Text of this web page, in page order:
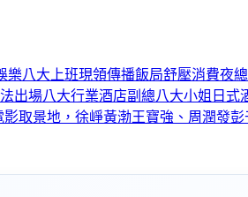
樂八大上班現領傳播飯局舒壓消費夜
出場八大行業酒店副總八大小姐 日式
取景地，徐崢黃渤王寶強、周潤發彭